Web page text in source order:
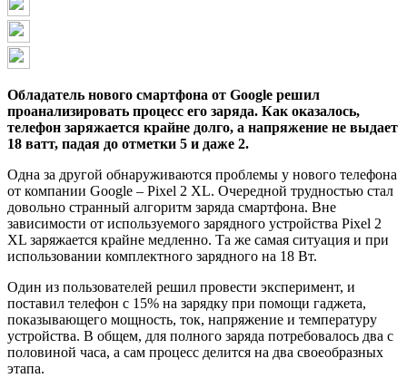
Обладатель нового смартфона от Google решил
проанализировать процесс его заряда. Как оказалось,
телефон заряжается крайне долго, а напряжение не выдает
18 ватт, падая до отметки 5 и даже 2.
Одна за другой обнаруживаются проблемы у нового телефона
от компании Google – Pixel 2 XL. Очередной трудностью стал
довольно странный алгоритм заряда смартфона. Вне
зависимости от используемого зарядного устройства Pixel 2
XL заряжается крайне медленно. Та же самая ситуация и при
использовании комплектного зарядного на 18 Вт.
Один из пользователей решил провести эксперимент, и
поставил телефон с 15% на зарядку при помощи гаджета,
показывающего мощность, ток, напряжение и температуру
устройства. В общем, для полного заряда потребовалось два с
половиной часа, а сам процесс делится на два своеобразных
этапа.